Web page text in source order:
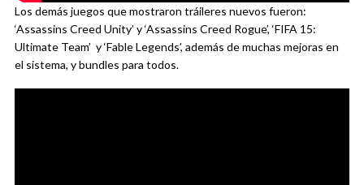
Los demás juegos que mostraron tráileres nuevos fueron:
‘Assassins Creed Unity’ y ‘Assassins Creed Rogue’, ‘FIFA 15:
Ultimate Team’ y ‘Fable Legends’, además de muchas mejoras en
el sistema, y bundles para todos.